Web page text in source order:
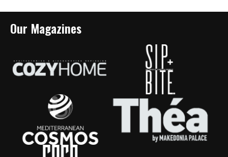
Our Magazines